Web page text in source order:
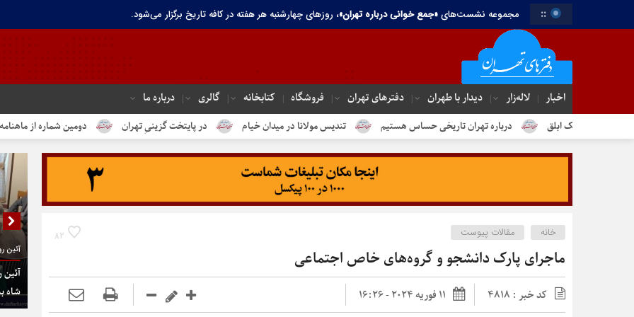
:: مجموعه نشست‌های«جمع خوانی درباره تهران»، روزهای چهارشنبه هر هفته در کافه تاریخ برگزار می‌شود.
اخبار لاله‌زار دیدار با طهران دفترهای تهران‌ فروشگاه کتابخانه گالری درباره ما
درباره تهران تاریخی حساس هستیم تندیس مولانا در میدان خیام در پایتخت گزینیِ تهران دومین شماره از ماهنامه الکترونیک تهران‌شهر
82 خانه مقالات پیوست
ماجرای پارک دانشجو و گروه‌های خاص اجتماعی
کد خبر : 4818 11 فوریه 2024 - 16:26
آئین
آئین
شاه